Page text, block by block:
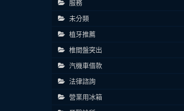
服務
未分類
植牙推薦
椎間盤突出
汽機車借款
法律諮詢
營業用冰箱